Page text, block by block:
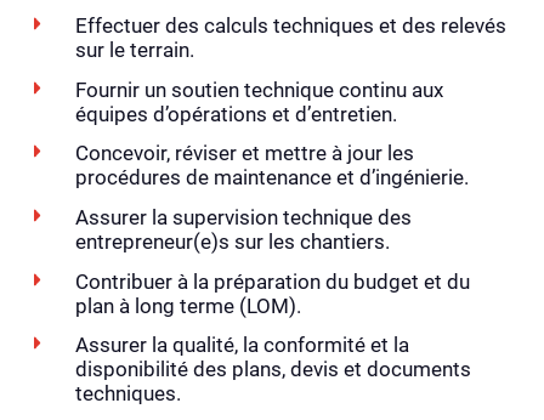
Effectuer des calculs techniques et des relevés
sur le terrain.
Fournir un soutien technique continu aux
équipes d’opérations et d’entretien.
Concevoir, réviser et mettre à jour les
procédures de maintenance et d’ingénierie.
Assurer la supervision technique des
entrepreneur(e)s sur les chantiers.
Contribuer à la préparation du budget et du
plan à long terme (LOM).
Assurer la qualité, la conformité et la
disponibilité des plans, devis et documents
techniques.